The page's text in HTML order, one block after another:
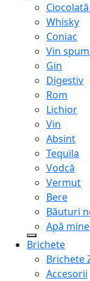
Whisky
Coniac
Vin
Gin
Digestiv
Rom
Lichior
Vin
Absint
Tequila
Vodcă
Vermut
Bere
Băuturi
Apă
Brichete
Brichete
Accesorii